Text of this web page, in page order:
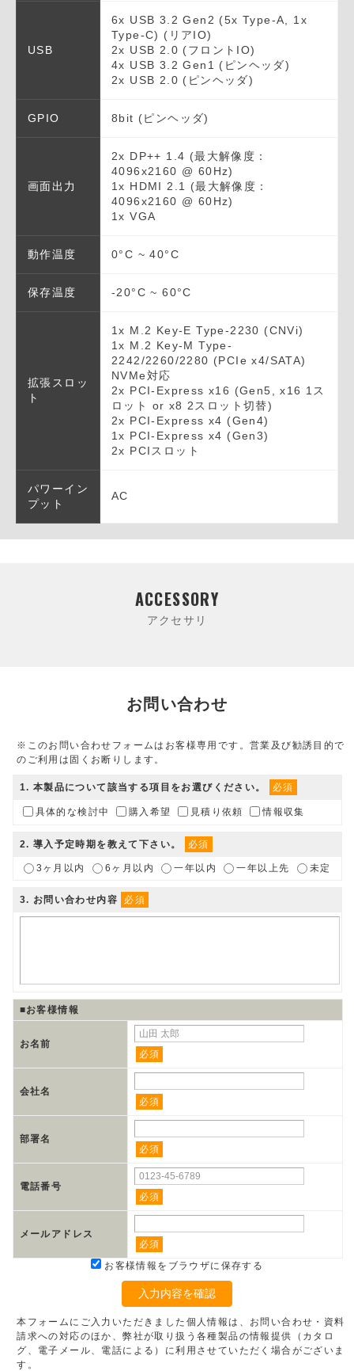
USB
6x USB 3.2 Gen2 (5x Type-A, 1x
Type-C) (リアIO)
2x USB 2.0 (フロントIO)
4x USB 3.2 Gen1 (ピンヘッダ)
2x USB 2.0 (ピンヘッダ)
GPIO 8bit (ピンヘッダ)
画面出力
2x DP++ 1.4 (最大解像度：
4096x2160 @ 60Hz)
1x HDMI 2.1 (最大解像度：
4096x2160 @ 60Hz)
1x VGA
動作温度 0°C ~ 40°C
保存温度 -20°C ~ 60°C
拡張スロッ
ト
1x M.2 Key-E Type-2230 (CNVi)
1x M.2 Key-M Type-
2242/2260/2280 (PCIe x4/SATA)
NVMe対応
2x PCI-Express x16 (Gen5, x16 1ス
ロット or x8 2スロット切替)
2x PCI-Express x4 (Gen4)
1x PCI-Express x4 (Gen3)
2x PCIスロット
パワーイン
プット
AC
ACCESSORY
アクセサリ
お問い合わせ
※このお問い合わせフォームはお客様専用です。営業及び勧誘目的で
のご利用は固くお断りします。
1. 本製品について該当する項目をお選びください。 必須
具体的な検討中 購入希望 見積り依頼 情報収集
2. 導入予定時期を教えて下さい。 必須
3ヶ月以内 6ヶ月以内 一年以内 一年以上先 未定
3. お問い合わせ内容 必須
■お客様情報
お名前
必須
会社名
必須
部署名
必須
電話番号
必須
メールアドレス
必須
お客様情報をブラウザに保存する
入力内容を確認
本フォームにご入力いただきました個人情報は、お問い合わせ・資料
請求への対応のほか、弊社が取り扱う各種製品の情報提供（カタロ
グ、電子メール、電話による）に利用させていただく場合がございま
す。